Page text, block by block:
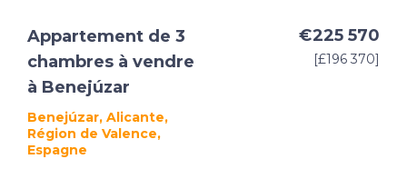
Appartement de 3
chambres à vendre
à Benejúzar
Benejúzar, Alicante,
Région de Valence,
Espagne
€225 570
[£196 370]